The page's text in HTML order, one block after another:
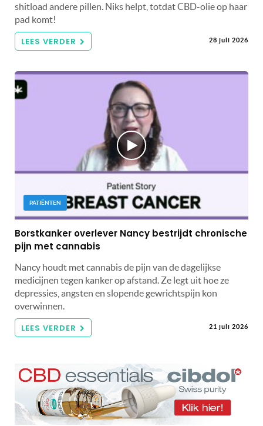
shitload andere pillen. Niks helpt, totdat CBD-olie op haar
pad komt!
LEES VERDER 28 juli 2026
PATIËNTEN
Borstkanker overlever Nancy bestrijdt chronische
pijn met cannabis
Nancy houdt met cannabis de pijn van de dagelijkse
medicijnen tegen kanker op afstand. Ze legt uit hoe ze
depressies, angsten en slopende gewrichtspijn kon
overwinnen.
LEES VERDER 21 juli 2026